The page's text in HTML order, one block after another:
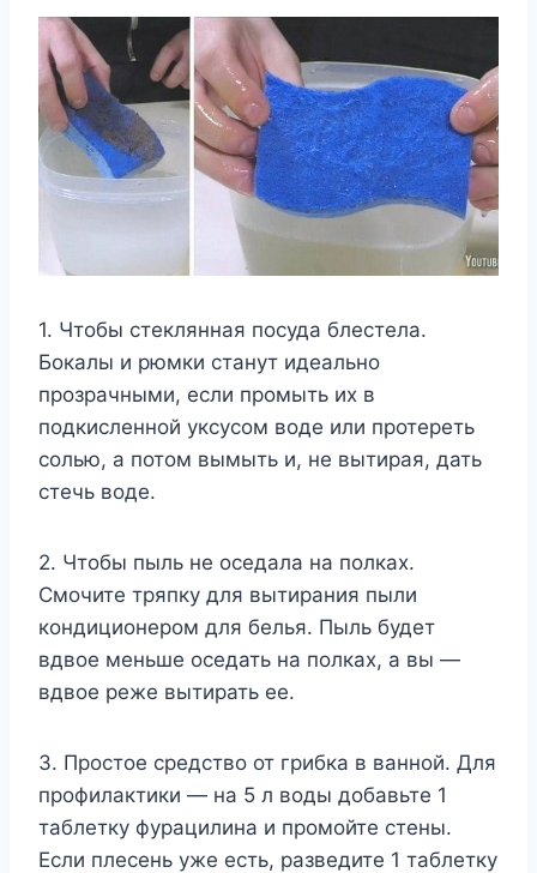
1. Чтобы стеклянная посуда блестела.
Бокалы и рюмки станут идеально
прозрачными, если промыть их в
подкисленной уксусом воде или протереть
солью, а потом вымыть и, не вытирая, дать
стечь воде.
2. Чтобы пыль не оседала на полках.
Смочите тряпку для вытирания пыли
кондиционером для белья. Пыль будет
вдвое меньше оседать на полках, а вы —
вдвое реже вытирать ее.
3. Простое средство от грибка в ванной. Для
профилактики — на 5 л воды добавьте 1
таблетку фурацилина и промойте стены.
Если плесень уже есть, разведите 1 таблетку